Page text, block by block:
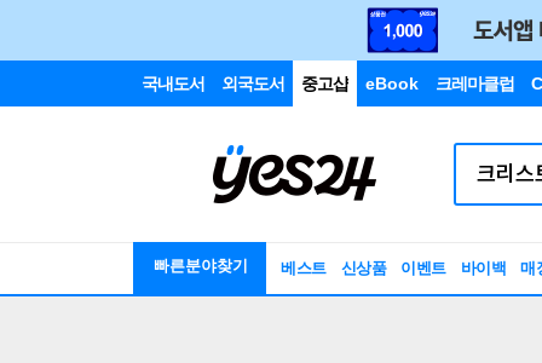
국내도서 외국도서 중고샵 eBook 크레마클럽
빠른분야찾기 베스트 신상품 이벤트 바이백 매